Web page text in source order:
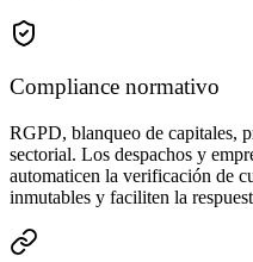
Compliance normativo
RGPD, blanqueo de capitales,
sectorial. Los despachos y
automaticen la verificación de
inmutables y faciliten la